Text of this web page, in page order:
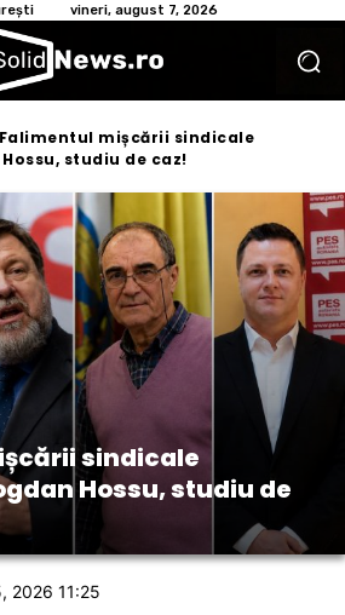
vineri, august 7, 2026
Falimentul mișcării sindicale
studiu de caz!
sindicale
Hossu, studiu de
2026 11:25